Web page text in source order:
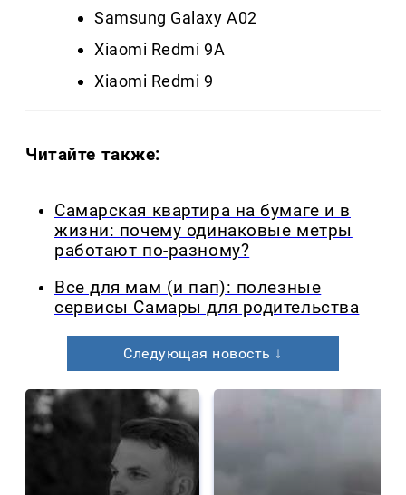
Samsung Galaxy A02
Xiaomi Redmi 9A
Xiaomi Redmi 9
Читайте также:
Самарская квартира на бумаге и в
жизни: почему одинаковые метры
работают по-разному?
Все для мам (и пап): полезные
сервисы Самары для родительства
Следующая новость ↓